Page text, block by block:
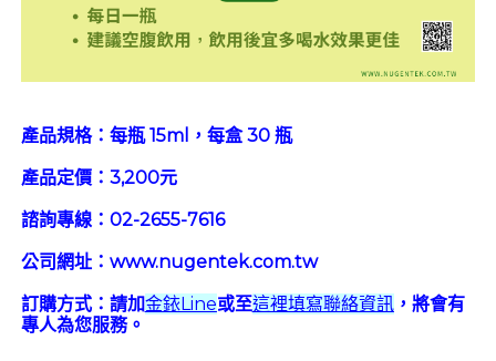
產品規格：每瓶 15ml，每盒 30 瓶
產品定價：3,200元
諮詢專線：02-2655-7616
公司網址：www.nugentek.com.tw
訂購方式：請加金銥Line或至這裡填寫聯絡資訊，將會有
專人為您服務。